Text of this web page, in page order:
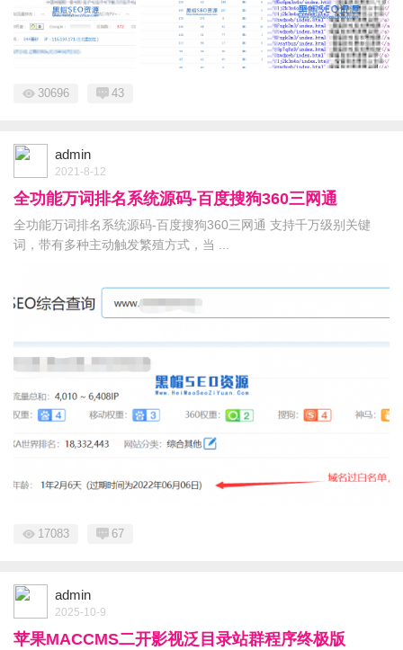
30696 43
admin
2021-8-12
全功能万词排名系统源码-百度搜狗360三网通
全功能万词排名系统源码-百度搜狗360三网通 支持千万级别关键
词，带有多种主动触发繁殖方式，当 ...
17083 67
admin
2025-10-9
苹果MACCMS二开影视泛目录站群程序终极版